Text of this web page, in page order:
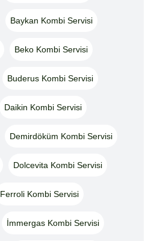
Baykan Kombi Servisi
Beko Kombi Servisi
Buderus Kombi Servisi
Daikin Kombi Servisi
Demirdöküm Kombi Servisi
Dolcevita Kombi Servisi
Ferroli Kombi Servisi
İmmergas Kombi Servisi